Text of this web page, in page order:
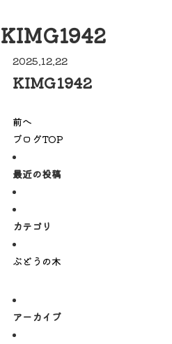
KIMG1942
2025.12.22
KIMG1942
前へ
ブログTOP
最近の投稿
カテゴリ
ぶどうの木
アーカイブ